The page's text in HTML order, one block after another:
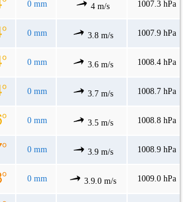
0 mm 4 m/s 1007.3 hPa
0 mm 3.8 m/s 1007.9 hPa
0 mm 3.6 m/s 1008.4 hPa
0 mm 3.7 m/s 1008.7 hPa
0 mm 3.5 m/s 1008.8 hPa
0 mm 3.9 m/s 1008.9 hPa
0 mm 3.9.0 m/s 1009.0 hPa